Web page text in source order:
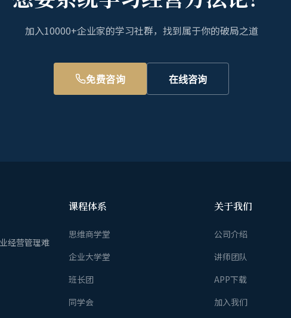
加入10000+企业家的学习社群，找到属于你的破局之道
免费咨询 在线咨询
经营管理难
课程体系
思维商学堂
企业大学堂
班长团
同学会
关于我们
公司介绍
讲师团队
APP下载
加入我们